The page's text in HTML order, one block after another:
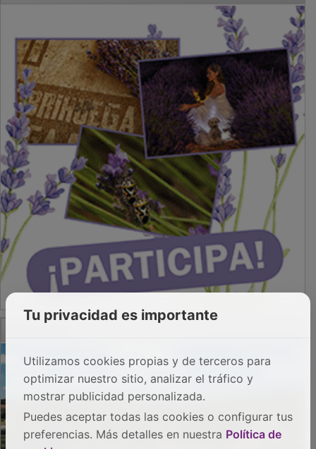
PUBLICIDAD
Tu privacidad es importante
Utilizamos cookies propias y de terceros para
optimizar nuestro sitio, analizar el tráfico y
mostrar publicidad personalizada.
Puedes aceptar todas las cookies o configurar tus
preferencias. Más detalles en nuestra Política de